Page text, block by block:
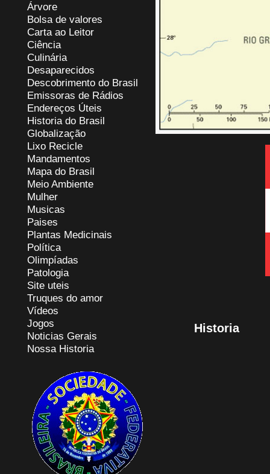
Árvore
Bolsa de valores
Carta ao Leitor
Ciência
Culinária
Desaparecidos
Descobrimento do Brasil
Emissoras de Rádios
Endereços Úteis
Historia do Brasil
Globalização
Lixo Recicle
Mandamentos
Mapa do Brasil
Meio Ambiente
Mulher
Musicas
Paises
Plantas Medicinais
Política
Olimpíadas
Patologia
Site uteis
Truques do amor
Vídeos
Jogos
Noticias Gerais
Nossa Historia
Historia